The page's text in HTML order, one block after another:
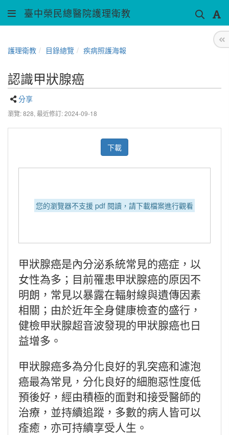
臺中榮民總醫院護理衛教
護理衛教 目錄總覽 疾病照護海報
認識甲狀腺癌
分享
瀏覽: 828, 最近修訂: 2024-09-18
下載
您的瀏覽器不支援 pdf 閱讀，請下載檔案進行觀看
甲狀腺癌是內分泌系統常見的癌症，以
女性為多；目前罹患甲狀腺癌的原因不
明朗，常見以暴露在輻射線與遺傳因素
相關；由於近年全身健康檢查的盛行，
健檢甲狀腺超音波發現的甲狀腺癌也日
益增多。
甲狀腺癌多為分化良好的乳突癌和濾泡
癌最為常見，分化良好的細胞惡性度低
預後好，經由積極的面對和接受醫師的
治療，並持續追蹤，多數的病人皆可以
痊癒，亦可持續享受人生。